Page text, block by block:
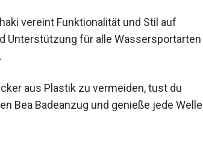
vereint Funktionalität und Stil auf
Unterstützung für alle Wassersportarten
aus Plastik zu vermeiden, tust du
Bea Badeanzug und genieße jede Welle